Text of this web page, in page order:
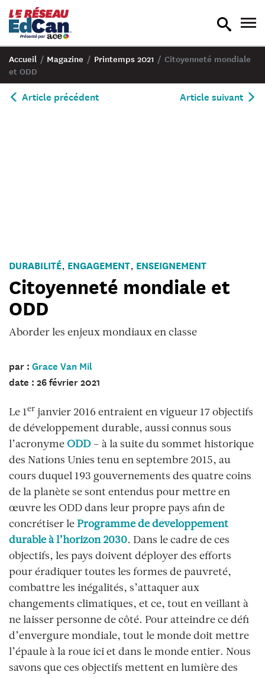
recherche
bascule
Accueil / Magazine / Printemps 2021 / Citoyenneté mondiale
et ODD
Article précédent Article suivant
groupe
d’enfants
un
adulte
un
jeu
société.
DURABILITÉ, ENGAGEMENT, ENSEIGNEMENT
Citoyenneté mondiale et
ODD
Aborder les enjeux mondiaux en classe
par :Grace Van Mil
date : 26 février 2021
Le 1er janvier 2016 entraient en vigueur 17 objectifs
de développement durable, aussi connus sous
l’acronyme ODD– à la suite du sommet historique
des Nations Unies tenu en septembre 2015, au
cours duquel 193 gouvernements des quatre coins
de la planète se sont entendus pour mettre en
œuvre les ODD dans leur propre pays afin de
concrétiser le Programme de développement
durable à l’horizon 2030. Dans le cadre de ces
objectifs, les pays doivent déployer des efforts
pour éradiquer toutes les formes de pauvreté,
combattre les inégalités, s’attaquer aux
changements climatiques, et ce, tout en veillant à
ne laisser personne de côté. Pour atteindre ce défi
d’envergure mondiale, tout le monde doit mettre
l’épaule à la roue ici et dans le monde entier. Nous
savons que ces objectifs mettent en lumière des